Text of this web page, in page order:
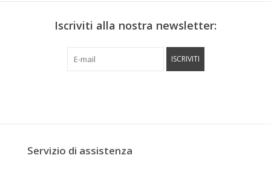
Iscriviti alla nostra newsletter:
ISCRIVITI
Servizio di assistenza